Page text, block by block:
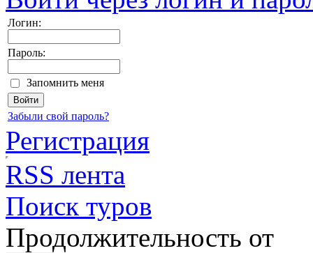
Логин:
Пароль:
Запомнить меня
Забыли свой пароль?
Регистрация
RSS лента
Поиск туров
Продолжительность от